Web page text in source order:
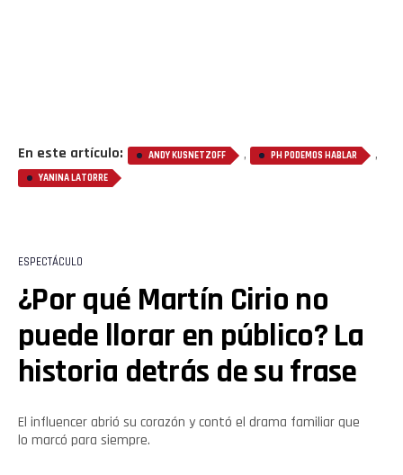
En este artículo: ANDY KUSNETZOFF , PH PODEMOS HABLAR ,
YANINA LATORRE
ESPECTÁCULO
¿Por qué Martín Cirio no
puede llorar en público? La
historia detrás de su frase
El influencer abrió su corazón y contó el drama familiar que
lo marcó para siempre.